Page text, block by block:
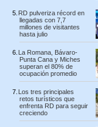
RD pulveriza récord en
llegadas con 7,7
millones de visitantes
hasta julio
La Romana, Bávaro-
Punta Cana y Miches
superan el 80% de
ocupación promedio
Los tres principales
retos turísticos que
enfrenta RD para seguir
creciendo